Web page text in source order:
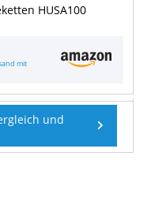
HUSA100
mit
und